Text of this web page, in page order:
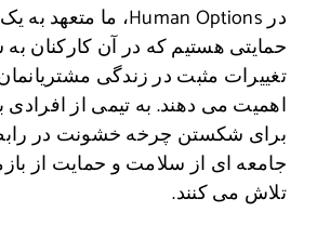
در Human Options، ما متعهد به یک محیط کاری
در آن کارکنان به شدت به ایجاد
مشتریانمان و یکدیگر
تیمی از افرادی بپیوندید که
خشونت در رابطه با تقویت
و حمایت از بازماندگان تروما